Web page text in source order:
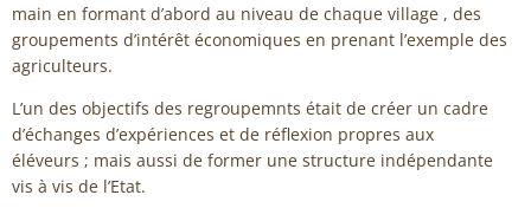
main en formant d’abord au niveau de chaque village , des
groupements d’intérêt économiques en prenant l’exemple des
agriculteurs.
L’un des objectifs des regroupemnts était de créer un cadre
d’échanges d’expériences et de réflexion propres aux
éléveurs ; mais aussi de former une structure indépendante
vis à vis de l’Etat.